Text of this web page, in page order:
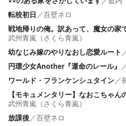
転校初日 ／百壁ネロ
戦地帰りの俺。訳あって、魔女の家
武州青嵐（さくら青嵐）
幼なじみ嫁のやりなおし恋愛ルート
円環少女Another『運命のレール』
ワールド・フランケンシュタイン／
【モキュメンタリー】なおこちゃん
武州青嵐（さくら青嵐）
放課後／百壁ネロ